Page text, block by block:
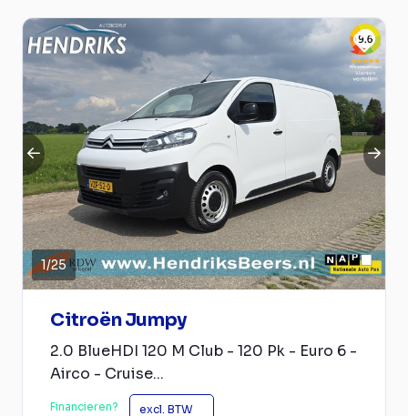
1/25
Citroën Jumpy
2.0 BlueHDI 120 M Club - 120 Pk - Euro 6 -
Airco - Cruise...
Financieren? excl. BTW